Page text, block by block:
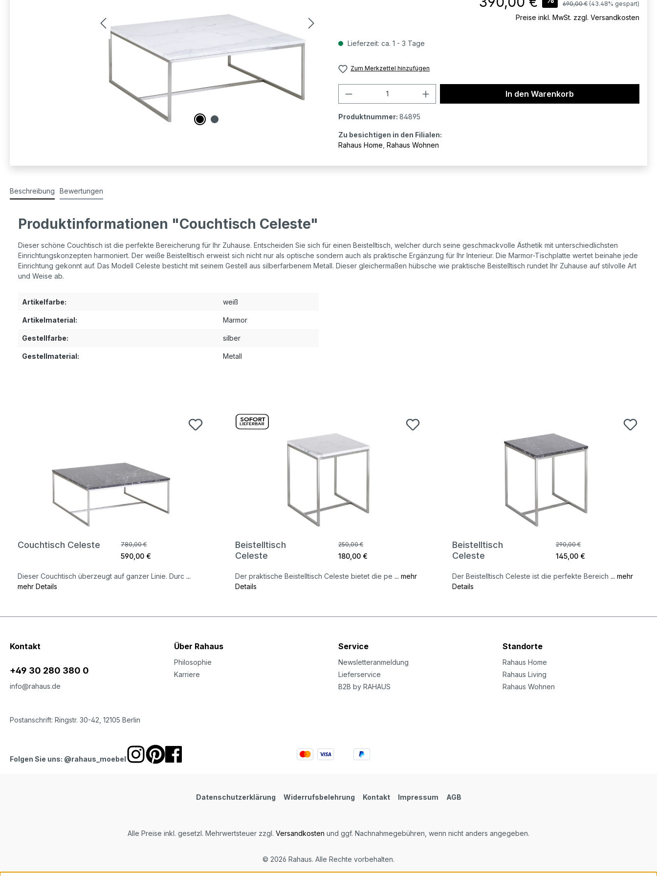
Regulärer Preis:
690,00 € (43.48% gespart)
Preise inkl. MwSt. zzgl. Versandkosten
Lieferzeit: ca. 1 - 3 Tage
Zum Merkzettel hinzufügen
Produkt Anzahl: Gib den gewünschten Wert ein oder
In den Warenkorb
Produktnummer: 84895
Zu besichtigen in den Filialen:
Rahaus Home Rahaus Wohnen
Beschreibung Bewertungen
Produktinformationen "Couchtisch Celeste"
Dieser schöne Couchtisch ist die perfekte Bereicherung für Ihr Zuhause. Entscheiden Sie sich für einen Beistelltisch, welcher durch seine geschmackvolle Ästhetik mit unterschiedlichsten
Einrichtungskonzepten harmoniert. Der weiße Beistelltisch erweist sich nicht nur als optische sondern auch als praktische Ergänzung für Ihr Interieur. Die Marmor-Tischplatte wertet beinahe jede
Einrichtung gekonnt auf. Das Modell Celeste besticht mit seinem Gestell aus silberfarbenem Metall. Dieser gleichermaßen hübsche wie praktische Beistelltisch rundet Ihr Zuhause auf stilvolle Art
und Weise ab.
Artikelfarbe: weiß
Artikelmaterial: Marmor
Gestellfarbe: silber
Gestellmaterial: Metall
Couchtisch Celeste 780,00 €
590,00 €
Dieser Couchtisch überzeugt auf ganzer Linie. Durc ...
mehr Details
Beistelltisch
Celeste
250,00 €
180,00 €
Der praktische Beistelltisch Celeste bietet die pe ... mehr
Details
Beistelltisch
Celeste
290,00 €
145,00 €
Der Beistelltisch Celeste ist die perfekte Bereich ... mehr
Details
Kontakt
+49 30 280 380 0
info@rahaus.de
Postanschrift: Ringstr. 30-42, 12105 Berlin
Über Rahaus
Philosophie
Karriere
Service
Newsletteranmeldung
Lieferservice
B2B by RAHAUS
Standorte
Rahaus Home
Rahaus Living
Rahaus Wohnen
Folgen Sie uns: @rahaus_moebel
Datenschutzerklärung Widerrufsbelehrung Kontakt Impressum AGB
Alle Preise inkl. gesetzl. Mehrwertsteuer zzgl. Versandkosten und ggf. Nachnahmegebühren, wenn nicht anders angegeben.
© 2026 Rahaus. Alle Rechte vorbehalten.